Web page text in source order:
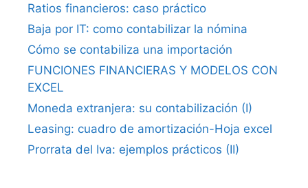
Ratios financieros: caso práctico
Baja por IT: como contabilizar la nómina
Cómo se contabiliza una importación
FUNCIONES FINANCIERAS Y MODELOS CON
EXCEL
Moneda extranjera: su contabilización (I)
Leasing: cuadro de amortización-Hoja excel
Prorrata del Iva: ejemplos prácticos (II)